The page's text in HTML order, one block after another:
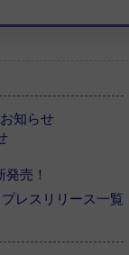
知らせ
売！
レスリリース一覧